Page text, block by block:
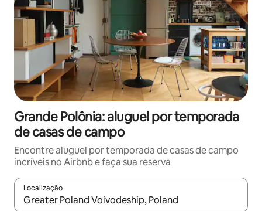
Grande Polônia: aluguel por temporada
de casas de campo
Encontre aluguel por temporada de casas de campo
incríveis no Airbnb e faça sua reserva
Localização
Quando os resultados estiverem disponíveis, explore-os